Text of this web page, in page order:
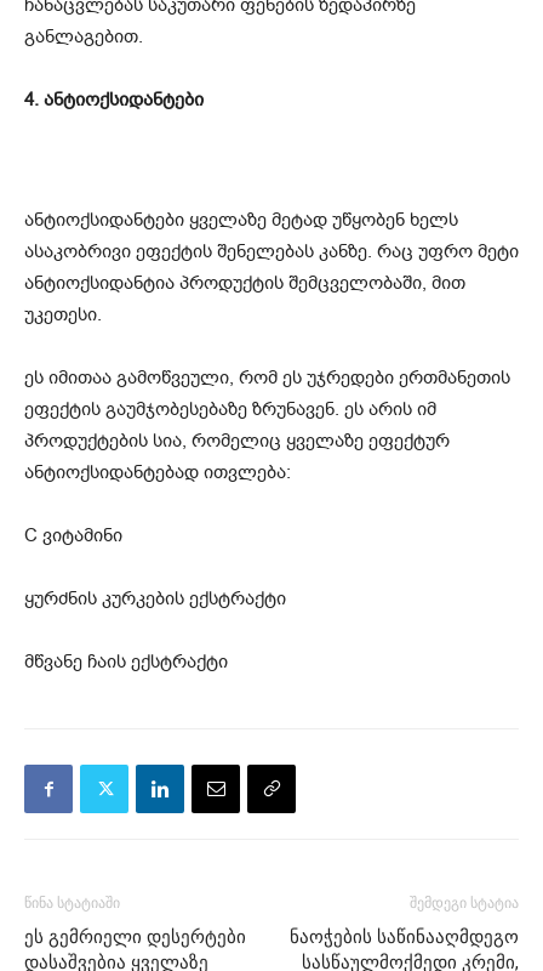
განლაგებით.
4. ანტიოქსიდანტები
ანტიოქსიდანტები ყველაზე მეტად უწყობენ ხელს
ასაკობრივი ეფექტის შენელებას კანზე. რაც უფრო მეტი
ანტიოქსიდანტია პროდუქტის შემცველობაში, მით
უკეთესი.
ეს იმითაა გამოწვეული, რომ ეს უჯრედები ერთმანეთის
ეფექტის გაუმჯობესებაზე ზრუნავენ. ეს არის იმ
პროდუქტების სია, რომელიც ყველაზე ეფექტურ
ანტიოქსიდანტებად ითვლება:
C ვიტამინი
ყურძნის კურკების ექსტრაქტი
მწვანე ჩაის ექსტრაქტი
წინა სტატიაში
ეს გემრიელი დესერტები
დასაშვებია ყველაზე
შემდეგი სტატია
ნაოჭების საწინააღმდეგო
სასწაულმოქმედი კრემი,